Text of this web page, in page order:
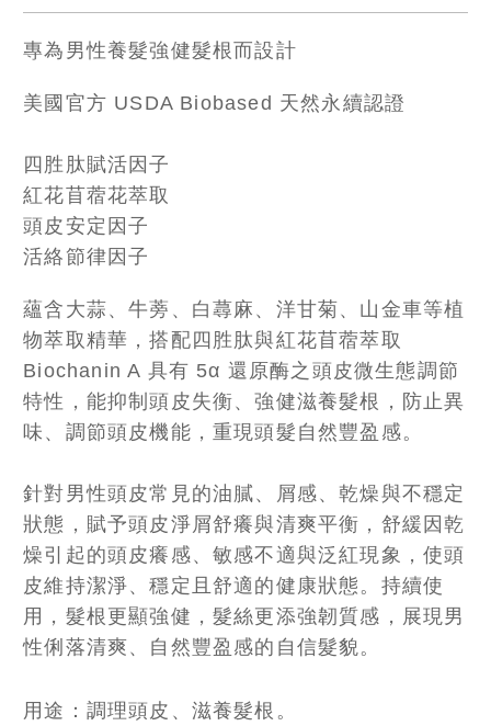
專為男性養髮強健髮根而設計
美國官方 USDA Biobased 天然永續認證
四胜肽賦活因子
紅花苜蓿花萃取
頭皮安定因子
活絡節律因子
蘊含大蒜、牛蒡、白蕁麻、洋甘菊、山金車等植
物萃取精華，搭配四胜肽與紅花苜蓿萃取
Biochanin A 具有 5α 還原酶之頭皮微生態調節
特性，能抑制頭皮失衡、強健滋養髮根，防止異
味、調節頭皮機能，重現頭髮自然豐盈感。
針對男性頭皮常見的油膩、屑感、乾燥與不穩定
狀態，賦予頭皮淨屑舒癢與清爽平衡，舒緩因乾
燥引起的頭皮癢感、敏感不適與泛紅現象，使頭
皮維持潔淨、穩定且舒適的健康狀態。持續使
用，髮根更顯強健，髮絲更添強韌質感，展現男
性俐落清爽、自然豐盈感的自信髮貌。
用途：調理頭皮、滋養髮根。